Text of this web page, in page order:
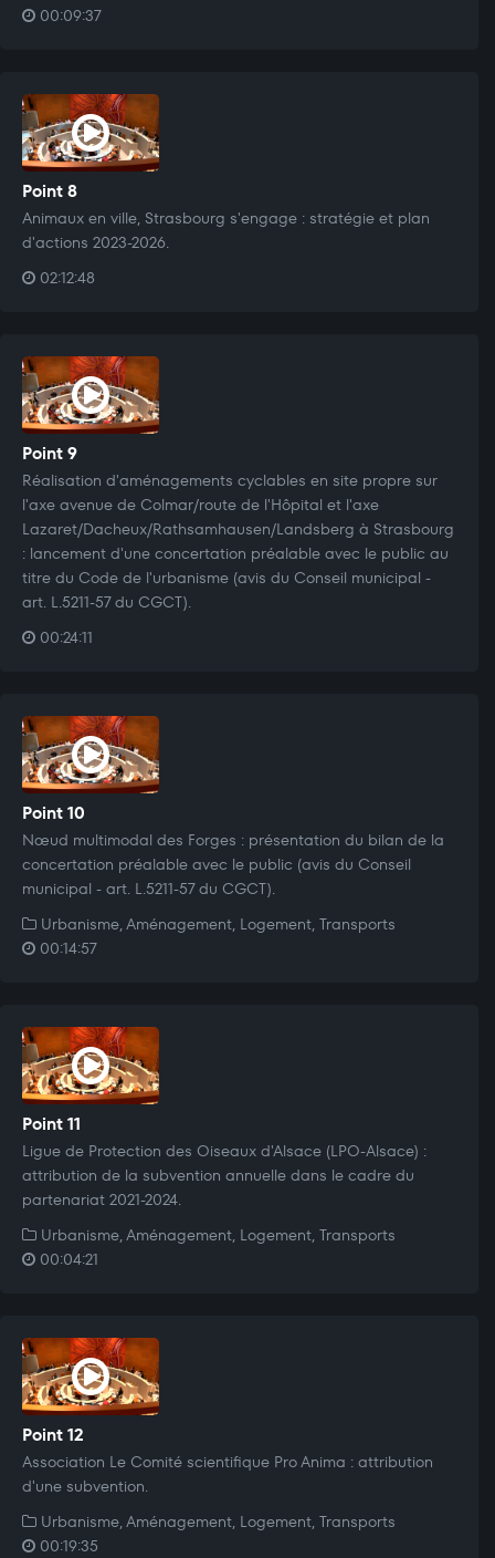
00:09:37
Point 8
Animaux en ville, Strasbourg s'engage : stratégie et plan
d'actions 2023-2026.
02:12:48
Point 9
Réalisation d'aménagements cyclables en site propre sur
l'axe avenue de Colmar/route de l'Hôpital et l'axe
Lazaret/Dacheux/Rathsamhausen/Landsberg à Strasbourg
: lancement d'une concertation préalable avec le public au
titre du Code de l'urbanisme (avis du Conseil municipal -
art. L.5211-57 du CGCT).
00:24:11
Point 10
Nœud multimodal des Forges : présentation du bilan de la
concertation préalable avec le public (avis du Conseil
municipal - art. L.5211-57 du CGCT).
Urbanisme, Aménagement, Logement, Transports
00:14:57
Point 11
Ligue de Protection des Oiseaux d'Alsace (LPO-Alsace) :
attribution de la subvention annuelle dans le cadre du
partenariat 2021-2024.
Urbanisme, Aménagement, Logement, Transports
00:04:21
Point 12
Association Le Comité scientifique Pro Anima : attribution
d'une subvention.
Urbanisme, Aménagement, Logement, Transports
00:19:35